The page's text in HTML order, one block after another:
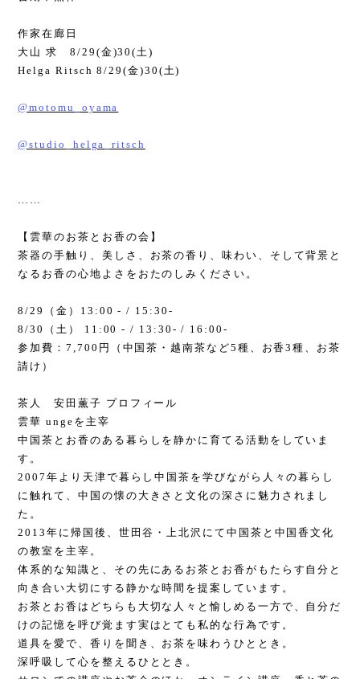
作家在廊日
大山 求 8/29(金)30(土)
Helga Ritsch 8/29(金)30(土)
@motomu_oyama
@studio_helga_ritsch
……
【雲華のお茶とお香の会】
茶器の手触り、美しさ、お茶の香り、味わい、そして背景と
なるお香の心地よさをおたのしみください。
8/29 （金） 13:00 - / 15:30-
8/30
（土）
11:00 - / 13:30- / 16:00-
参加費：7,700 円（中国茶・越南茶など5 種、お香3種、お茶
請け）
茶人 安田薫子 プロフィール
雲華 unge を主宰
中国茶とお香のある暮らしを静かに育てる活動をしていま
す。
2007年より天津で暮らし中国茶を学びながら人々の暮らし
に触れて、中国の懐の大きさと文化の深さに魅力されまし
た。
2013年に帰国後、世田谷・上北沢にて中国茶と中国香文化
の教室を主宰。
体系的な知識と、その先にあるお茶とお香がもたらす自分と
向き合い大切にする静かな時間を提案しています。
お茶とお香はどちらも大切な人々と愉しめる一方で、自分だ
けの記憶を呼び覚ます実はとても私的な行為です。
道具を愛で、香りを聞き、お茶を味わうひととき。
深呼吸して心を整えるひととき。